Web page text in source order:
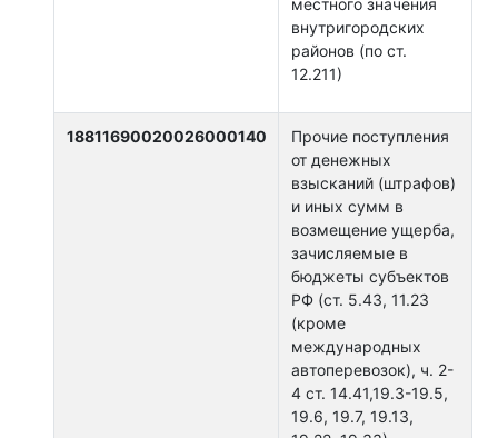
местного значения
внутригородских
районов (по ст.
12.211)
18811690020026000140
Прочие поступления
от денежных
взысканий (штрафов)
и иных сумм в
возмещение ущерба,
зачисляемые в
бюджеты субъектов
РФ (ст. 5.43, 11.23
(кроме
международных
автоперевозок), ч. 2-
4 ст. 14.41,19.3-19.5,
19.6, 19.7, 19.13,